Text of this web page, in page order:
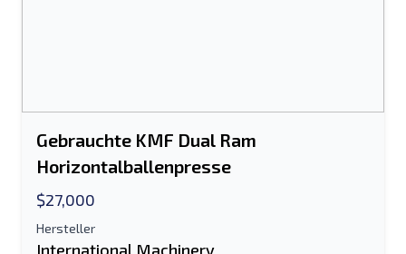
Gebrauchte KMF Dual Ram
Horizontalballenpresse
$27,000
Hersteller
International Machinery